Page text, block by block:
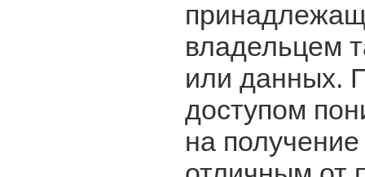
владельцем
или данных.
доступом
на